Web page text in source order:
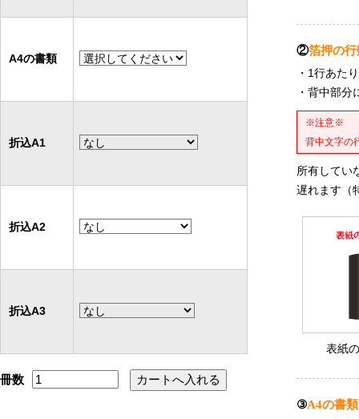
A4の書類
折込A1
折込A2
折込A3
冊数
②箔押の行
・1行あた
・背中部
※注意※
背中文字の
所有してい
遅れます（
表紙
③A4の書